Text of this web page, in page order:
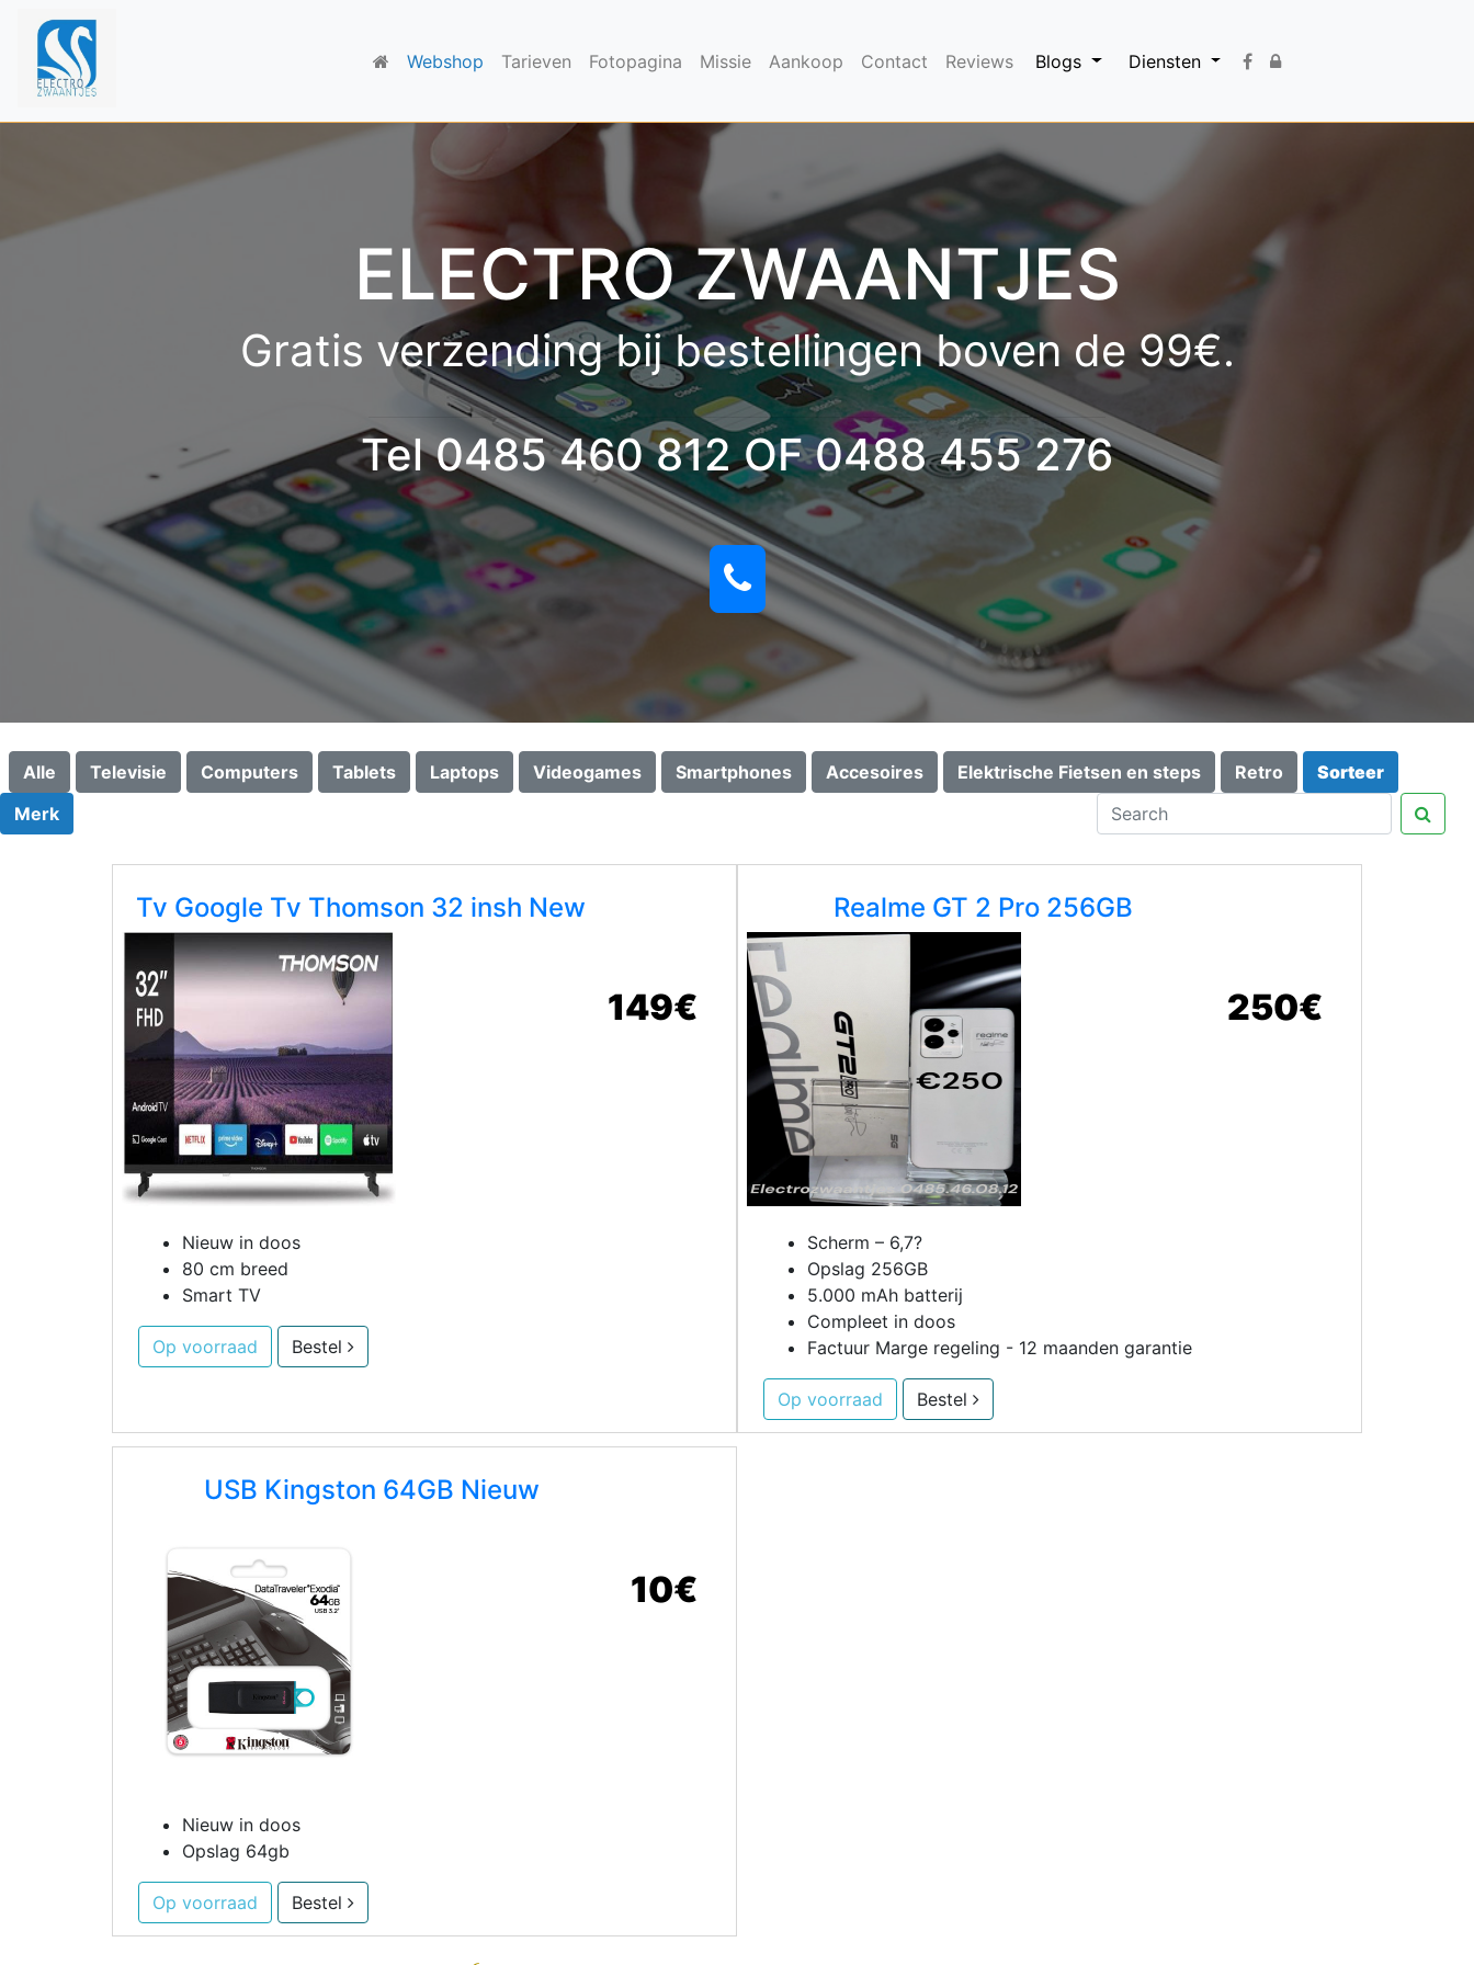
Webshop Tarieven Fotopagina Missie Aankoop Contact Reviews Blogs Diensten
ELECTRO ZWAANTJES
Gratis verzending bij bestellingen boven de 99€.
Tel 0485 460 812 OF 0488 455 276
Alle Televisie Computers Tablets Laptops Videogames Smartphones Accesoires Elektrische Fietsen en steps Retro
Sorteer
Merk
149€
Tv Google Tv Thomson 32 insh New
Nieuw in doos
80 cm breed
Smart TV
Op voorraad Bestel
250€
Realme GT 2 Pro 256GB
Scherm – 6,7?
Opslag 256GB
5.000 mAh batterij
Compleet in doos
Factuur Marge regeling - 12 maanden garantie
Op voorraad Bestel
10€
USB Kingston 64GB Nieuw
Nieuw in doos
Opslag 64gb
Op voorraad Bestel